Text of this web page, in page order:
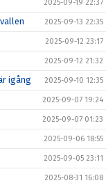
2025-09-19 22:37
2025-09-13 22:35
2025-09-12 23:17
2025-09-12 21:32
igång 2025-09-10 12:35
2025-09-07 19:24
2025-09-07 01:23
2025-09-06 18:55
2025-09-05 23:11
2025-08-31 16:08